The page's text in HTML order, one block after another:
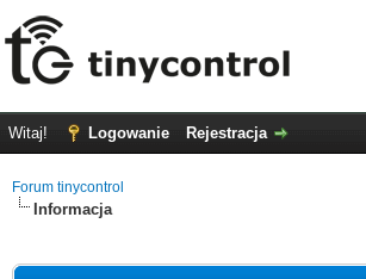
Witaj! Logowanie Rejestracja
Forum tinycontrol
Informacja